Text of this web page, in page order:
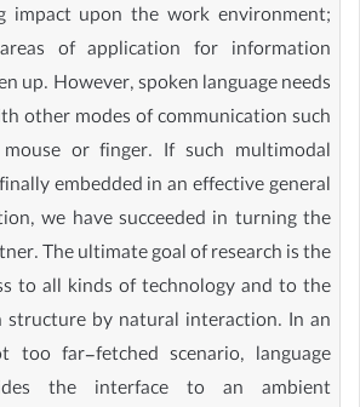
impact upon the work environment;
of application for information
up. However, spoken language needs
other modes of communication such
or finger. If such multimodal
embedded in an effective general
we have succeeded in turning the
The ultimate goal of research is the
to all kinds of technology and to the
by natural interaction. In an
too far-fetched scenario, language
the interface to an ambient